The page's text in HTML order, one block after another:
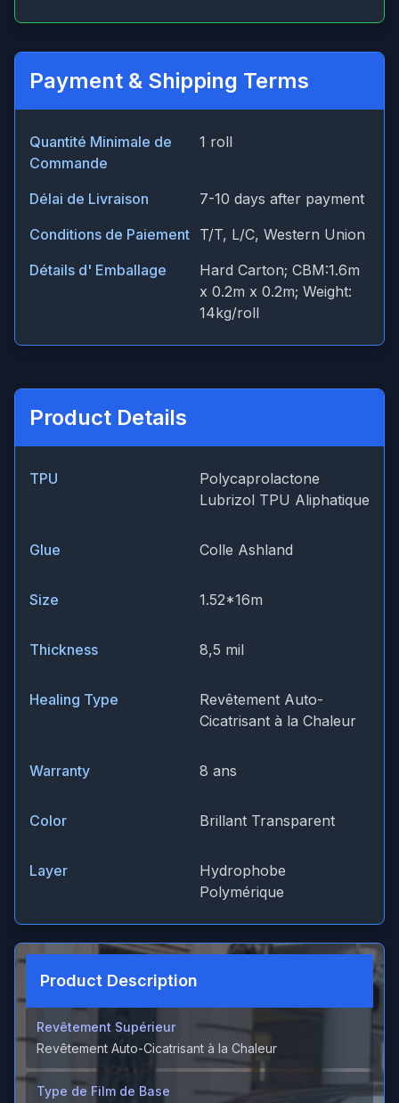
Payment & Shipping Terms
Quantité Minimale de
Commande
1 roll
Délai de Livraison
7-10 days after payment
Conditions de Paiement T/T, L/C, Western Union
Détails d' Emballage
Hard Carton; CBM:1.6m
x 0.2m x 0.2m; Weight:
14kg/roll
Product Details
TPU
Polycaprolactone
Lubrizol TPU Aliphatique
Glue Colle Ashland
Size 1.52*16m
Thickness 8,5 mil
Healing Type
Revêtement Auto-
Cicatrisant à la Chaleur
Warranty 8 ans
Color Brillant Transparent
Layer
Hydrophobe
Polymérique
Product Description
Revêtement Supérieur
Revêtement Auto-Cicatrisant à la Chaleur
Type de Film de Base